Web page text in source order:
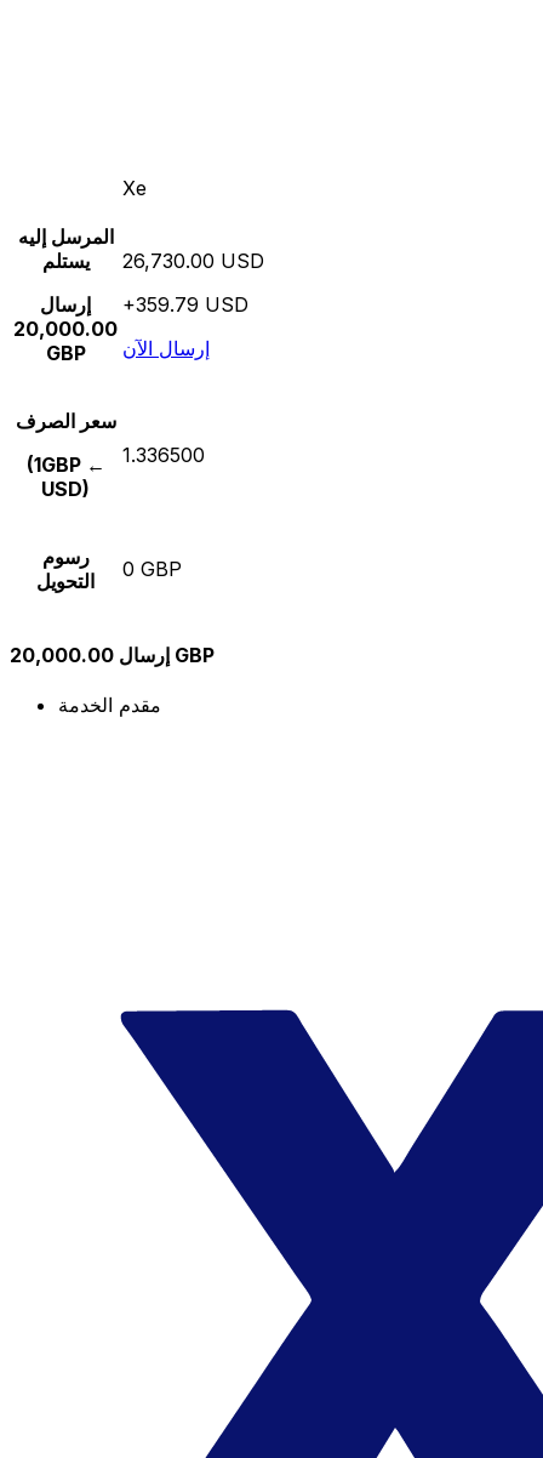
Xe
المرسل إليه
يستلم
إرسال
20,000.00
GBP
26,730.00 USD
+359.79 USD
إرسال الآن
سعر الصرف
(1GBP ←
USD)
1.336500
رسوم
التحويل
0 GBP
إرسال 20,000.00 GBP
مقدم الخدمة